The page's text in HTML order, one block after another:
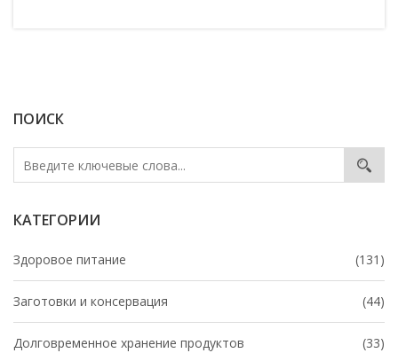
ПОИСК
КАТЕГОРИИ
Здоровое питание (131)
Заготовки и консервация (44)
Долговременное хранение продуктов (33)